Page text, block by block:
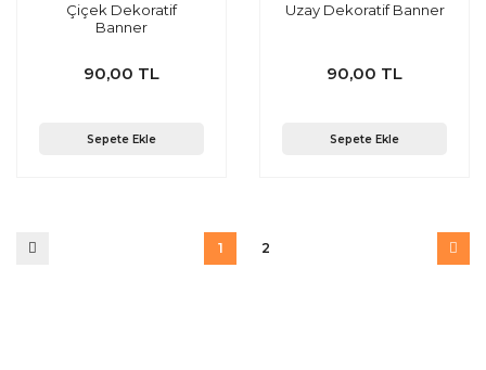
Çiçek Dekoratif
Banner
90,00 TL
Sepete Ekle
Uzay Dekoratif Banner
90,00 TL
Sepete Ekle
1 2